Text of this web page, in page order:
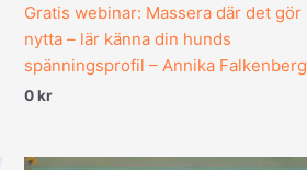
Gratis webinar: Massera där det gör
nytta – lär känna din hunds
spänningsprofil – Annika Falkenberg
0kr